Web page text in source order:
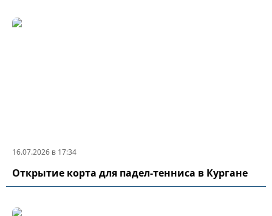
16.07.2026 в 17:34
Открытие корта для падел-тенниса в Кургане